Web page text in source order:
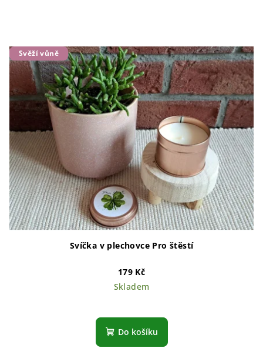
Svěží vůně
Svíčka v plechovce Pro štěstí
179 Kč
Skladem
Do košíku